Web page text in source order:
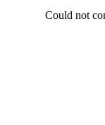
Could not